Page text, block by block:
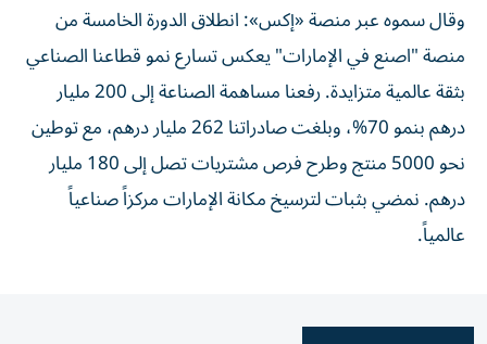
وقال سموه عبر منصة «إكس»: انطلاق الدورة الخامسة من
منصة "اصنع في الإمارات" يعكس تسارع نمو قطاعنا الصناعي
بثقة عالمية متزايدة. رفعنا مساهمة الصناعة إلى 200 مليار
درهم بنمو 70%، وبلغت صادراتنا 262 مليار درهم، مع توطين
نحو 5000 منتج وطرح فرص مشتريات تصل إلى 180 مليار
درهم. نمضي بثبات لترسيخ مكانة الإمارات مركزاً صناعياً
عالمياً.